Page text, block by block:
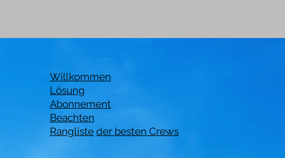
Willkommen
Lösung
Abonnement
Beachten
Rangliste der besten Crews